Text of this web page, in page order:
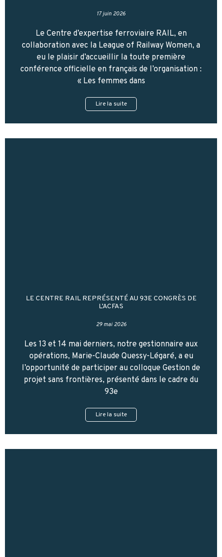
17 juin 2026
Le Centre d’expertise ferroviaire RAIL, en
collaboration avec la League of Railway Women, a
eu le plaisir d’accueillir la toute première
conférence officielle en français de l’organisation :
« Les femmes dans
Lire la suite
LE CENTRE RAIL REPRÉSENTÉ AU 93E CONGRÈS DE
L’ACFAS
29 mai 2026
Les 13 et 14 mai derniers, notre gestionnaire aux
opérations, Marie-Claude Quessy-Légaré, a eu
l’opportunité de participer au colloque Gestion de
projet sans frontières, présenté dans le cadre du
93e
Lire la suite